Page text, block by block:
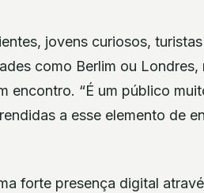
jovens curiosos, turistas
como Berlim ou Londres,
encontro. “É um público
a esse elemento de
forte presença digital